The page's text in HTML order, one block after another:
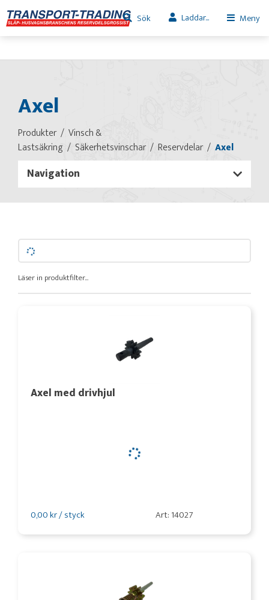
Sök Laddar... Meny
Axel
Produkter
Vinsch &
Lastsäkring
Säkerhetsvinschar Reservdelar Axel
Navigation
Läser in produktfilter...
Axel med drivhjul
0,00 kr / styck Art: 14027